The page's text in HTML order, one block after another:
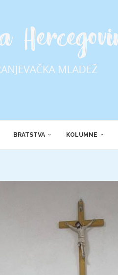
BRATSTVA KOLUMNE